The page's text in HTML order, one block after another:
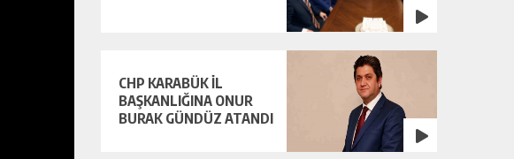
CHP KARABÜK İL
BAŞKANLIĞINA ONUR
BURAK GÜNDÜZ ATANDI